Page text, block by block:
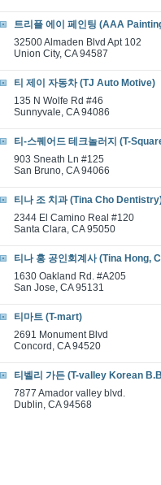
트리플 에이 페인팅 (AAA
32500 Almaden Blvd Apt 102
Union City, CA 94587
티 제이 자동차 (TJ Auto Motive)
135 N Wolfe Rd #46
Sunnyvale, CA 94086
티-스퀘어드 테크놀러지 (T-
903 Sneath Ln #125
San Bruno, CA 94066
티나 조 치과 (Tina Cho
2344 El Camino Real #120
Santa Clara, CA 95050
티나 홍 공인회계사 (Tina Hong,
1630 Oakland Rd. #A205
San Jose, CA 95131
티마트 (T-mart)
2691 Monument Blvd
Concord, CA 94520
티벨리 가든 (T-valley Korean
7877 Amador valley blvd.
Dublin, CA 94568